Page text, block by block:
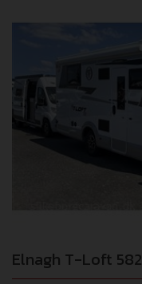
Elnagh T-Loft 582